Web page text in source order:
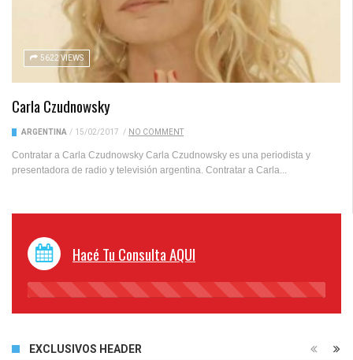
5622 VIEWS
Carla Czudnowsky
ARGENTINA / 15/02/2017 / NO COMMENT
Contratar a Carla Czudnowsky Carla Czudnowsky es una periodista y
presentadora de radio y televisión argentina. Contratar a Carla...
Hacé Tu Consulta AQUI
45%
EXCLUSIVOS HEADER